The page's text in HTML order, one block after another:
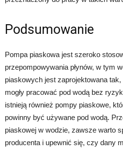
Podsumowanie
Pompa piaskowa jest szeroko
przepompowywania płynów, w tym
piaskowych jest zaprojektowana
mogły pracować pod wodą bez
istnieją również pompy piaskowe,
powinny być używane pod wodą.
piaskowej w wodzie, zawsze warto
producenta i upewnić się, czy dany